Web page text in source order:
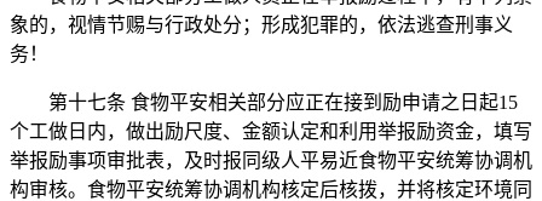
象的，视情节赐与行政处分；形成犯罪的，依法逃查刑事义
务！
第十七条 食物平安相关部分应正在接到励申请之日起15
个工做日内，做出励尺度、金额认定和利用举报励资金，填写
举报励事项审批表，及时报同级人平易近食物平安统筹协调机
构审核。食物平安统筹协调机构核定后核拨，并将核定环境同